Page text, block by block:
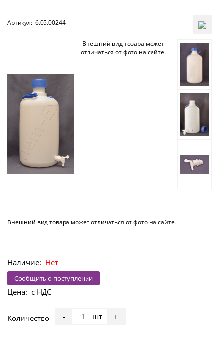
Артикул: 6.05.00244
Внешний вид товара может
отличаться от фото на сайте.
Внешний вид товара может отличаться от фото на сайте.
Наличие: Нет
Сообщить о поступлении
Цена: с НДС
Количество - шт +